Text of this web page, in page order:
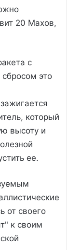
20 Махов,
с
это
который
высоту и
ее.
от своего
к своим